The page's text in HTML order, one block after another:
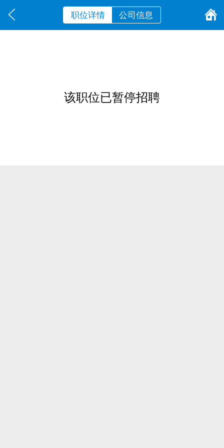
职位详情 公司信息
该职位已暂停招聘